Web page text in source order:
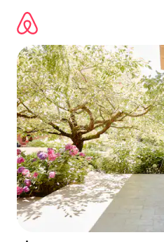
เนื้อหา